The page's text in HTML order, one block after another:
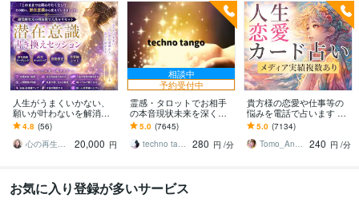
人生がうまくいかない、
願いが叶わないを解消し
ます 現実を変えるために
努力したのに、自力では
もう無理と感じている
4.8 (56)
心の再生セラピスト YASUKO
20,000 円
相談中
予約受付中
霊感・タロットでお相手
の本音現状未来を深く視
ます 恋愛・仕事・家族・
人間関係の本質を見抜き
スピード解決へ
5.0 (7645)
techno tango
280 円 /分
貴方様の恋愛や仕事等の
悩みを電話で占います タ
ロットカード、オラクル
カード、ルノルマンカー
ドを使用します
5.0 (7134)
Tomo_Angel7
240 円 /分
お気に入り登録が多いサービス